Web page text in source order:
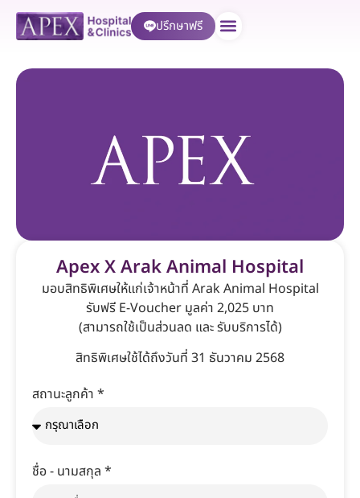
ปรึกษาฟรี
Apex X Arak Animal Hospital
มอบสิทธิพิเศษให้แก่เจ้าหน้าที่ Arak Animal Hospital
รับฟรี E-Voucher มูลค่า 2,025 บาท
(สามารถใช้เป็นส่วนลด และ รับบริการได้)
สิทธิพิเศษใช้ได้ถึงวันที่ 31 ธันวาคม 2568
สถานะลูกค้า *
ชื่อ - นามสกุล *